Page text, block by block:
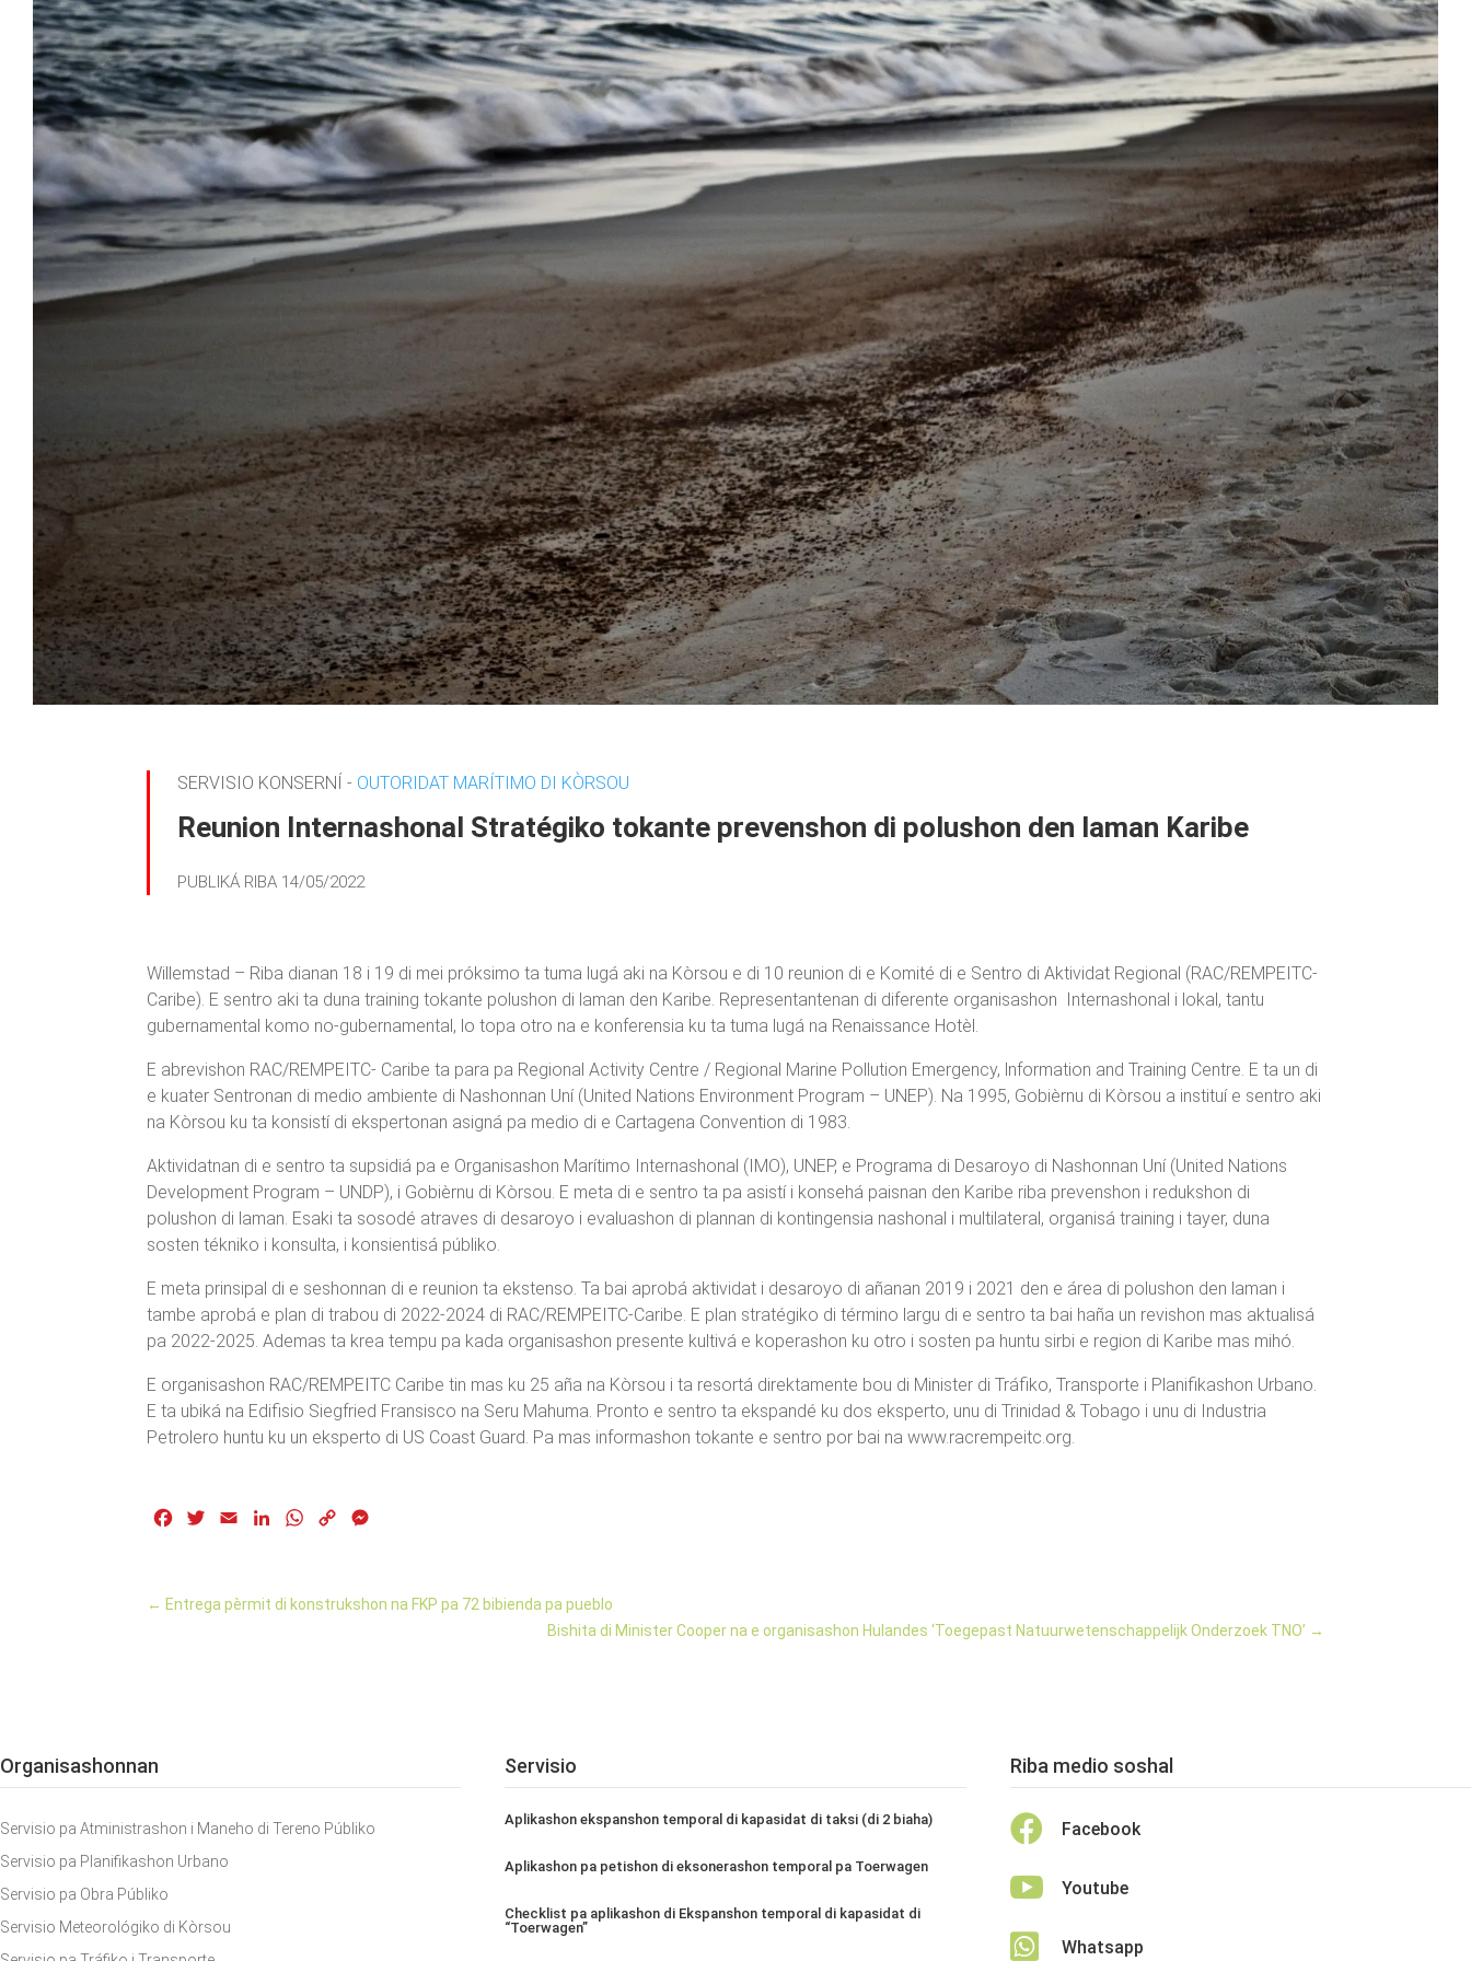
SERVISIO KONSERNÍ - OUTORIDAT MARÍTIMO DI KÒRSOU
Reunion Internashonal Stratégiko tokante prevenshon di polushon den laman Karibe
PUBLIKÁ RIBA 14/05/2022
Willemstad – Riba dianan 18 i 19 di mei próksimo ta tuma lugá aki na Kòrsou e di 10 reunion di e Komité di e Sentro di Aktividat Regional (RAC/REMPEITC-
Caribe). E sentro aki ta duna training tokante polushon di laman den Karibe. Representantenan di diferente organisashon Internashonal i lokal, tantu
gubernamental komo no-gubernamental, lo topa otro na e konferensia ku ta tuma lugá na Renaissance Hotèl.
E abrevishon RAC/REMPEITC- Caribe ta para pa Regional Activity Centre / Regional Marine Pollution Emergency, lnformation and Training Centre. E ta un di
e kuater Sentronan di medio ambiente di Nashonnan Uní (United Nations Environment Program – UNEP). Na 1995, Gobièrnu di Kòrsou a instituí e sentro aki
na Kòrsou ku ta konsistí di ekspertonan asigná pa medio di e Cartagena Convention di 1983.
Aktividatnan di e sentro ta supsidiá pa e Organisashon Marítimo Internashonal (IMO), UNEP, e Programa di Desaroyo di Nashonnan Uní (United Nations
Development Program – UNDP), i Gobièrnu di Kòrsou. E meta di e sentro ta pa asistí i konsehá paisnan den Karibe riba prevenshon i redukshon di
polushon di laman. Esaki ta sosodé atraves di desaroyo i evaluashon di plannan di kontingensia nashonal i multilateral, organisá training i tayer, duna
sosten tékniko i konsulta, i konsientisá públiko.
E meta prinsipal di e seshonnan di e reunion ta ekstenso. Ta bai aprobá aktividat i desaroyo di añanan 2019 i 2021 den e área di polushon den laman i
tambe aprobá e plan di trabou di 2022-2024 di RAC/REMPEITC-Caribe. E plan stratégiko di término largu di e sentro ta bai haña un revishon mas aktualisá
pa 2022-2025. Ademas ta krea tempu pa kada organisashon presente kultivá e koperashon ku otro i sosten pa huntu sirbi e region di Karibe mas mihó.
E organisashon RAC/REMPEITC Caribe tin mas ku 25 aña na Kòrsou i ta resortá direktamente bou di Minister di Tráfiko, Transporte i Planifikashon Urbano.
E ta ubiká na Edifisio Siegfried Fransisco na Seru Mahuma. Pronto e sentro ta ekspandé ku dos eksperto, unu di Trinidad & Tobago i unu di Industria
Petrolero huntu ku un eksperto di US Coast Guard. Pa mas informashon tokante e sentro por bai na www.racrempeitc.org.
Facebook
TwitterEmail LinkedInWhatsApp
Copy
← Entrega pèrmit di konstrukshon na FKP pa 72 bibienda pa pueblo
Bishita di Minister Cooper na e organisashon Hulandes ‘Toegepast Natuurwetenschappelijk Onderzoek TNO’ →
Organisashonnan
Servisio pa Atministrashon i Maneho di Tereno Públiko
Servisio pa Planifikashon Urbano
Servisio pa Obra Públiko
Servisio Meteorológiko di Kòrsou
Servisio
Aplikashon ekspanshon temporal di kapasidat di taksi (di 2 biaha)
Aplikashon pa petishon di eksonerashon temporal pa Toerwagen
Checklist pa aplikashon di Ekspanshon temporal di kapasidat di
“Toerwagen”
Riba medio soshal
 Facebook
 Youtube
 Whatsapp